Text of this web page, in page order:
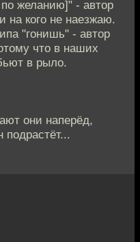
желанию]" - автор
на кого не наезжаю.
"гонишь" - автор
что в наших
в рыло.
они наперёд,
подрастёт...